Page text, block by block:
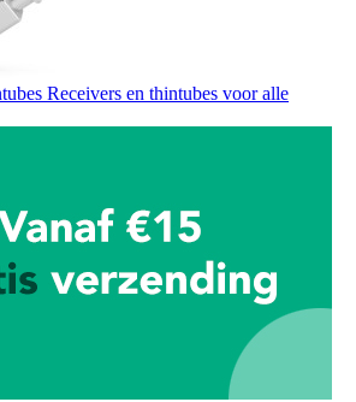
Receivers en thintubes voor alle